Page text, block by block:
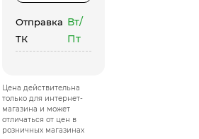
Отправка
ТК
Вт/
Пт
Цена действительна
только для интернет-
магазина и может
отличаться от цен в
розничных магазинах